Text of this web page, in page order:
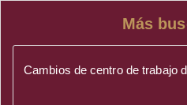
Más
Cambios de centro de trabajo